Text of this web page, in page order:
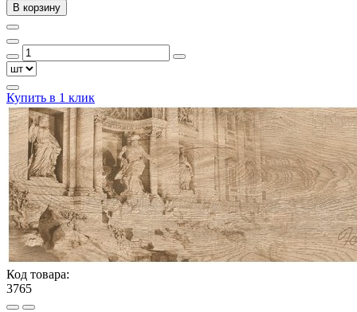
В корзину
Купить в 1 клик
Код товара:
3765